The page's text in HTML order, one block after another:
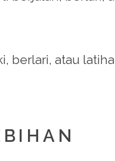
berlari, atau